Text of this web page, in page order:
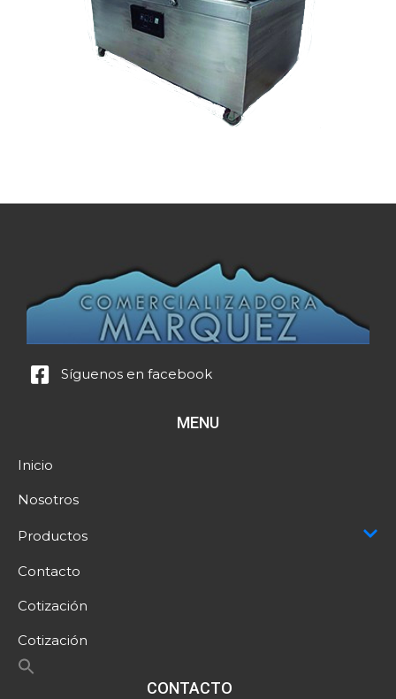
Síguenos en facebook
MENU
Inicio
Nosotros
Productos
Contacto
Cotización
Cotización
CONTACTO